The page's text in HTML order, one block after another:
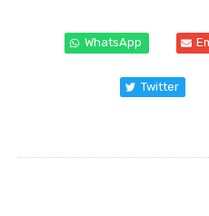
WhatsApp
Twitter